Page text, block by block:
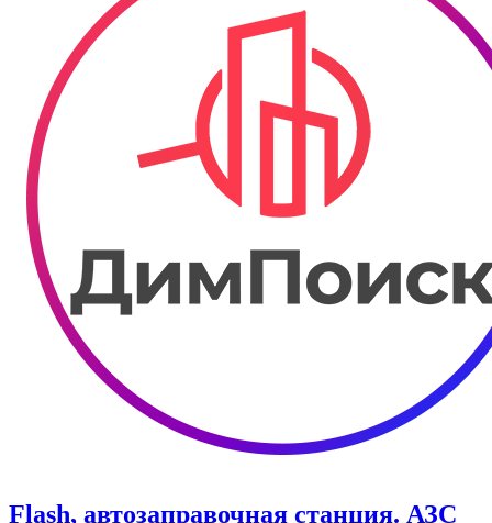
Flash, автозаправочная станция. АЗС